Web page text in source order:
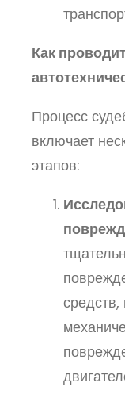
Как
Процесс
включает
этапов: